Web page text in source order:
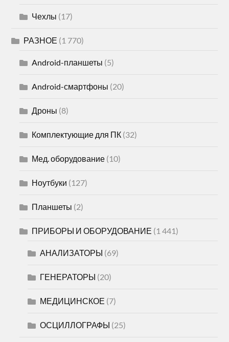
Чехлы (17)
РАЗНОЕ (1 770)
Android-планшеты (5)
Android-смартфоны (20)
Дроны (8)
Комплектующие для ПК (32)
Мед. оборудование (10)
Ноутбуки (127)
Планшеты (2)
ПРИБОРЫ И ОБОРУДОВАНИЕ (1 441)
АНАЛИЗАТОРЫ (69)
ГЕНЕРАТОРЫ (20)
МЕДИЦИНСКОЕ (7)
ОСЦИЛЛОГРАФЫ (25)